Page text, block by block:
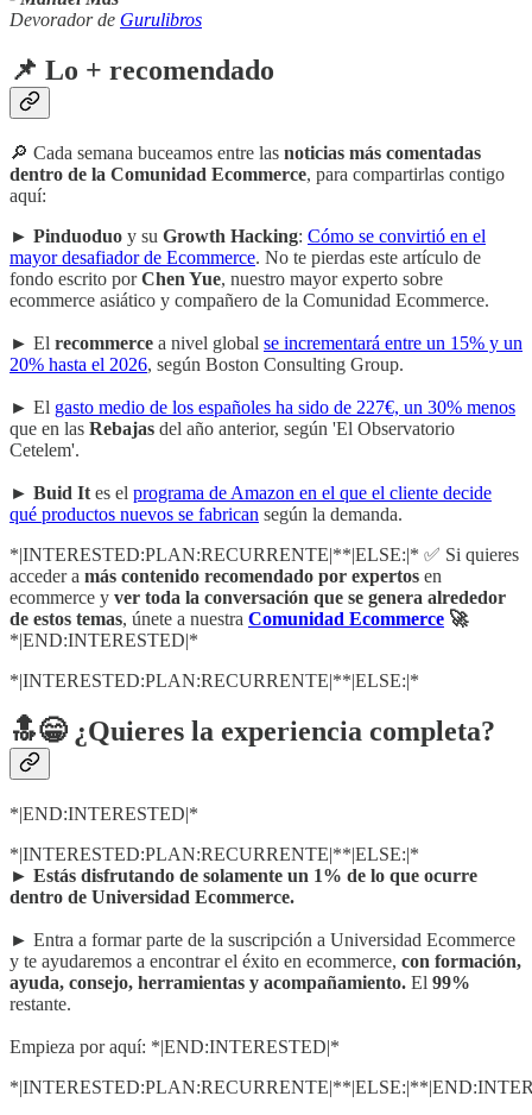
Devorador de Gurulibros
📌 Lo + recomendado
🔎 Cada semana buceamos entre las noticias más comentadas
dentro de la Comunidad Ecommerce, para compartirlas contigo
aquí:
► Pinduoduo y su Growth Hacking: Cómo se convirtió en el
mayor desafiador de Ecommerce. No te pierdas este artículo de
fondo escrito porChen Yue, nuestro mayor experto sobre
ecommerce asiático y compañero de la Comunidad Ecommerce.
► El recommerce a nivel global se incrementará entre un 15% y un
20% hasta el 2026, según Boston Consulting Group.
► El gasto medio de los españoles ha sido de 227€, un 30% menos
que en las Rebajas del año anterior, según 'El Observatorio
Cetelem'.
► Buid It es el programa de Amazon en el que el cliente decide
qué productos nuevos se fabrican según la demanda.
*|INTERESTED:PLAN:RECURRENTE|**|ELSE:|* ✅ Si quieres
acceder a más contenido recomendado por expertos en
ecommerce y ver toda la conversación que se genera alrededor
de estos temas, únete a nuestra Comunidad Ecommerce 🚀
*|END:INTERESTED|*
*|INTERESTED:PLAN:RECURRENTE|**|ELSE:|*
🔝😁 ¿Quieres la experiencia completa?
*|END:INTERESTED|*
*|INTERESTED:PLAN:RECURRENTE|**|ELSE:|*
► Estás disfrutando de solamente un 1% de lo que ocurre
dentro de Universidad Ecommerce.
► Entra a formar parte de la suscripción a Universidad Ecommerce
y te ayudaremos a encontrar el éxito en ecommerce, con formación,
ayuda, consejo, herramientas y acompañamiento. El 99%
restante.
Empieza por aquí: *|END:INTERESTED|*